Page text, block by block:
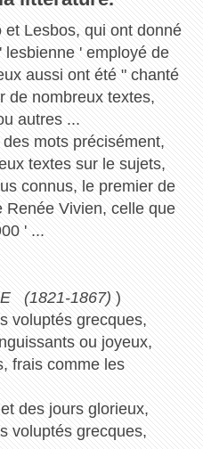
Lesbos, qui ont donné
' employé de
aussi ont été " chanté
de nombreux textes,
autres ...
mots précisément,
textes sur le sujets,
connus, le premier de
Renée Vivien, celle que
' ...
(1821-1867) )
voluptés grecques,
ou joyeux,
frais comme les
des jours glorieux,
voluptés grecques,